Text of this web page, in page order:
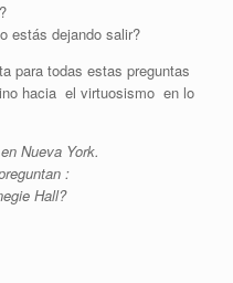
estás dejando salir?
para todas estas preguntas
hacia el virtuosismo en lo
Nueva York.
:
Hall?